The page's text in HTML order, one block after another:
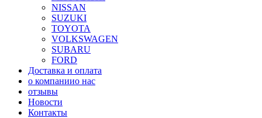
NISSAN
SUZUKI
TOYOTA
VOLKSWAGEN
SUBARU
FORD
Доставка и оплата
о компаниио нас
отзывы
Новости
Контакты